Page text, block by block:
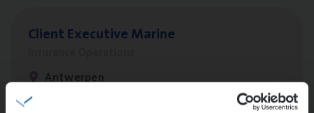
Client Exe­cu­ti­ve Marine
Antwerpen